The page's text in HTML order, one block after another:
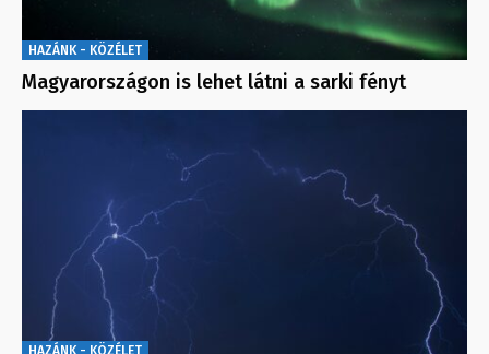
HAZÁNK - KÖZÉLET
Magyarországon is lehet látni a sarki fényt